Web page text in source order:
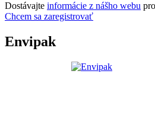
Dostávajte informácie z nášho webu
Chcem sa zaregistrovať
Envipak